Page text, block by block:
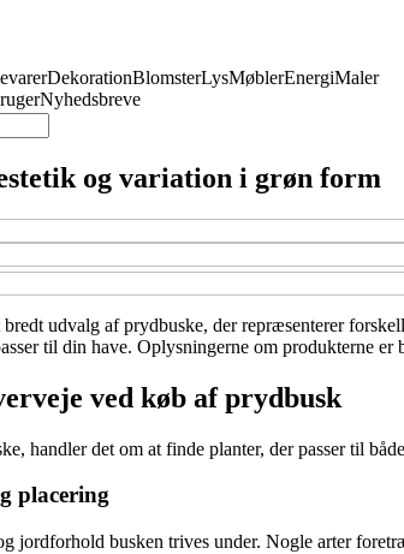
DekorationBlomsterLysMøblerEnergiMaler
Nyhedsbreve
og variation i grøn form
udvalg af prydbuske, der repræsenterer
til din have. Oplysningerne om produkterne
ved køb af prydbusk
handler det om at finde planter, der passer til
placering
jordforhold busken trives under. Nogle arter